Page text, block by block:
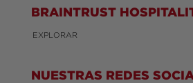
BRAINTRUST
EXPLORAR
NUESTRAS REDES